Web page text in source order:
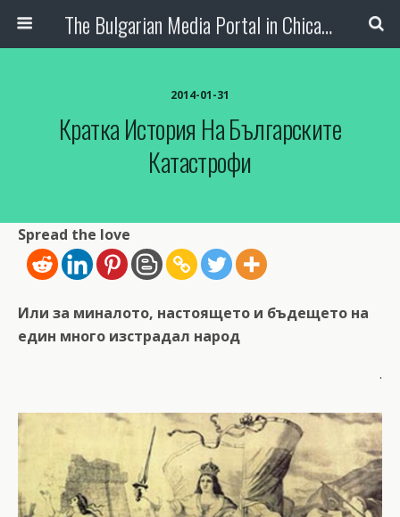
The Bulgarian Media Portal in Chicago
2014-01-31
Кратка История На Българските
Катастрофи
Spread the love
Или за миналото, настоящето и бъдещето на
един много изстрадал народ
.